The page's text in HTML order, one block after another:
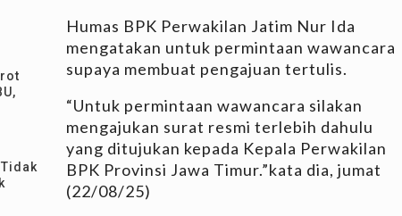
Humas BPK Perwakilan Jatim Nur Ida
mengatakan untuk permintaan wawancara
supaya membuat pengajuan tertulis.
“Untuk permintaan wawancara silakan
mengajukan surat resmi terlebih dahulu
yang ditujukan kepada Kepala Perwakilan
BPK Provinsi Jawa Timur.”kata dia, jumat
(22/08/25)